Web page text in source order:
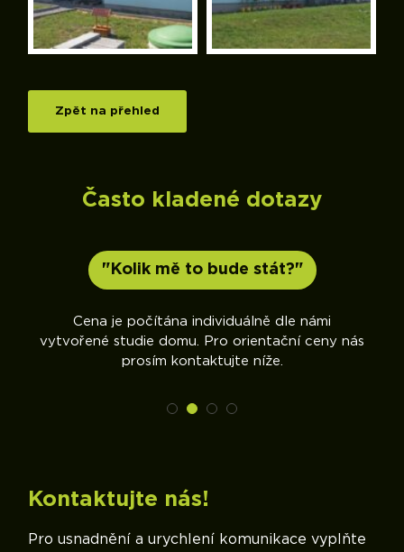
Zpět na přehled
Často kladené dotazy
"Kolik mě to bude stát?"
Cena je počítána individuálně dle námi
vytvořené studie domu. Pro orientační ceny nás
prosím kontaktujte níže.
Kontaktujte nás!
Pro usnadnění a urychlení komunikace vyplňte